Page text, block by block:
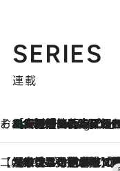
SERIES
連載
そおだよおこの関西おいしい、おやつ紀行10 Hours Ago
［大阪府箕面市］一皿一皿目の前で仕上げられる、料理を巧みに組み込んだアシェットデセールコース「ミチル アシェット デセール（Michiru assiette
【CREA×星野リゾート】唯一無二。癒しと発見
2026.8.7
【トンボの足水浴】ヒノキの香りに包まれて涼感マックス！約13℃の湧水かけ流しを避暑地「星野温泉